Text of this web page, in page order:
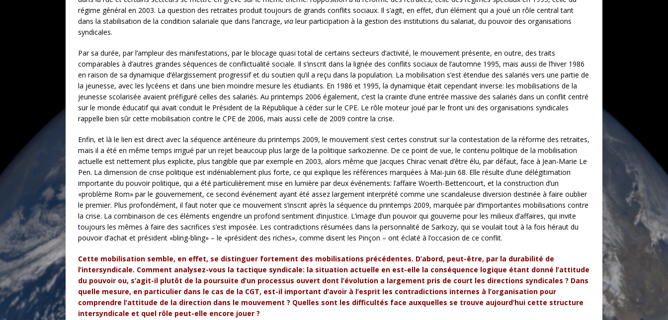
régime général en 2003. La question des retraites produit toujours de grands conflits sociaux. Il s’agit, en effet, d’un élément qui a joué un rôle central tant
dans la stabilisation de la condition salariale que dans l’ancrage, via leur participation à la gestion des institutions du salariat, du pouvoir des organisations
syndicales.
Par sa durée, par l’ampleur des manifestations, par le blocage quasi total de certains secteurs d’activité, le mouvement présente, en outre, des traits
comparables à d’autres grandes séquences de conflictualité sociale. Il s’inscrit dans la lignée des conflits sociaux de l’automne 1995, mais aussi de l’hiver 1986
en raison de sa dynamique d’élargissement progressif et du soutien qu’il a reçu dans la population. La mobilisation s’est étendue des salariés vers une partie de
la jeunesse, avec les lycéens et dans une bien moindre mesure les étudiants. En 1986 et 1995, la dynamique était cependant inverse: les mobilisations de la
jeunesse scolarisée avaient préfiguré celles des salariés. Au printemps 2006 également, c’est la crainte d’une entrée massive des salariés dans un conflit centré
sur le monde éducatif qui avait conduit le Président de la République à céder sur le CPE. Le rôle moteur joué par le front uni des organisations syndicales
rappelle bien sûr cette mobilisation contre le CPE de 2006, mais aussi celle de 2009 contre la crise.
Enfin, et là le lien est direct avec la séquence antérieure du printemps 2009, le mouvement s’est certes construit sur la contestation de la réforme des retraites,
mais il a été en même temps irrigué par un rejet beaucoup plus large de la politique sarkozienne. De ce point de vue, le contenu politique de la mobilisation
actuelle est nettement plus explicite, plus tangible que par exemple en 2003, alors même que Jacques Chirac venait d’être élu, par défaut, face à Jean-Marie Le
Pen. La dimension de crise politique est indéniablement plus forte, ce qui explique les références marquées à Mai-juin 68. Elle résulte d’une délégitimation
importante du pouvoir politique, qui a été particulièrement mise en lumière par deux événements: l’affaire Woerth-Bettencourt, et la construction d’un
«problème Rom» par le gouvernement, ce second événement ayant été assez largement interprété comme une scandaleuse diversion destinée à faire oublier
le premier. Plus profondément, il faut noter que ce mouvement s’inscrit après la séquence du printemps 2009, marquée par d’importantes mobilisations contre
la crise. La combinaison de ces éléments engendre un profond sentiment d’injustice. L’image d’un pouvoir qui gouverne pour les milieux d’affaires, qui invite
toujours les mêmes à faire des sacrifices s’est imposée. Les contradictions résumées dans la personnalité de Sarkozy, qui se voulait tout à la fois héraut du
pouvoir d’achat et président «bling-bling» – le «président des riches», comme disent les Pinçon – ont éclaté à l’occasion de ce conflit.
Cette mobilisation semble, en effet, se distinguer fortement des mobilisations précédentes. D’abord, peut-être, par la durabilité de
l’intersyndicale. Comment analysez-vous la tactique syndicale: la situation actuelle en est-elle la conséquence logique étant donné l’attitude
du pouvoir ou, s’agit-il plutôt de la poursuite d’un processus ouvert dont l’évolution a largement pris de court les directions syndicales ? Dans
quelle mesure, en particulier dans le cas de la CGT, est-il important d’avoir à l’esprit les contradictions internes à l’organisation pour
comprendre l’attitude de la direction dans le mouvement ? Quelles sont les difficultés face auxquelles se trouve aujourd’hui cette structure
intersyndicale et quel rôle peut-elle encore jouer ?